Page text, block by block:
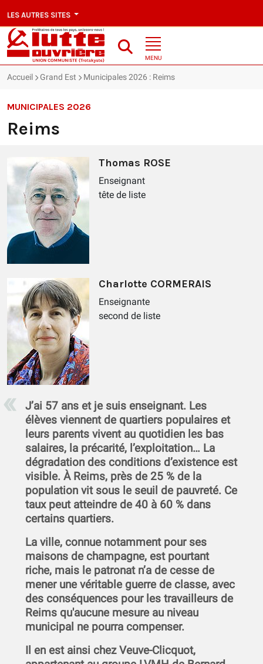
LES AUTRES SITES
MENU
Accueil Grand Est Municipales 2026 : Reims
MUNICIPALES 2026
Reims
Thomas ROSE
Enseignant
tête de liste
Charlotte CORMERAIS
Enseignante
second de liste
J’ai 57 ans et je suis enseignant. Les
élèves viennent de quartiers populaires et
leurs parents vivent au quotidien les bas
salaires, la précarité, l’exploitation… La
dégradation des conditions d’existence est
visible. À Reims, près de 25 % de la
population vit sous le seuil de pauvreté. Ce
taux peut atteindre de 40 à 60 % dans
certains quartiers.
La ville, connue notamment pour ses
maisons de champagne, est pourtant
riche, mais le patronat n’a de cesse de
mener une véritable guerre de classe, avec
des conséquences pour les travailleurs de
Reims qu'aucune mesure au niveau
municipal ne pourra compenser.
Il en est ainsi chez Veuve-Clicquot,